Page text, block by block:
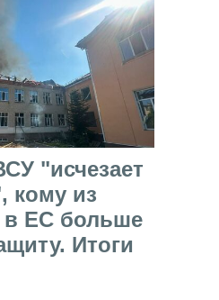
"исчезает
кому из
в ЕС больше
Итоги